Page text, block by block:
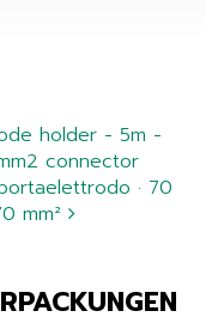
holder - 5m -
connector
· 70
mm²